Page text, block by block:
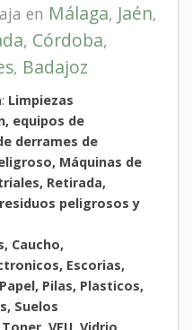
en Málaga, Jaén,
, Córdoba,
, Badajoz
Limpiezas
equipos de
derrames de
Máquinas de
Retirada,
peligrosos y
Caucho,
Escorias,
Pilas, Plasticos,
Suelos